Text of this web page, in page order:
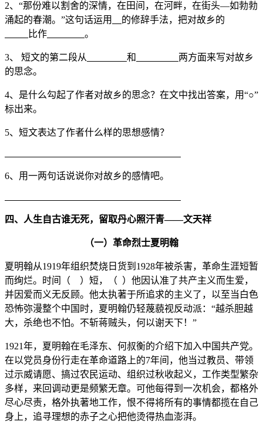
2、“那份难以割舍的深情，在田间，在河畔，在街头—如勃勃
涌起的春潮。”这句话运用
的修辞手法，把对故乡的
比作
。
3、 短文的第二段从 和
两方面来写对故乡
的思念。
4、是什么勾起了作者对故乡的思念？在文中找出答案，用“○”
标出来。
5、短文表达了作者什么样的思想感情？
6、用一两句话说说你对故乡的感情吧。
四、人生自古谁无死，留取丹心照汗青——文天祥
（一）革命烈士夏明翰
夏明翰从1919年组织焚烧日货到1928年被杀害，革命生涯短暂
而绚烂。时间（ ）短，（ ）他因认准了共产主义而生爱，
并因爱而义无反顾。他太执著于所追求的主义了，以至当白色
恐怖弥漫整个中国时，夏明翰仍轻蔑藐视反动派：“越杀胆越
大，杀绝也不怕。不斩蒋贼头，何以谢天下！”
1921年，夏明翰在毛泽东、何叔衡的介绍下加入中国共产党。
在以党员身份行走在革命道路上的7年间，他当过教员、带领
过示威请愿、搞过农民运动、组织过秋收起义，工作类型繁杂
多样，来回调动更是频繁无章。可他每得到一次机会，都格外
尽心尽责，格外执著地工作，恨不得将所有的事情都揽在自己
身上，追寻理想的赤子之心把他烫得热血澎湃。